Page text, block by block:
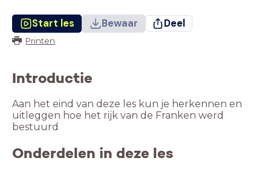
Start les Bewaar Deel
Printen
Introductie
Aan het eind van deze les kun je herkennen en
uitleggen hoe het rijk van de Franken werd
bestuurd
Onderdelen in deze les